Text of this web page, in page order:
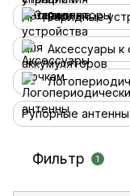
Зарядные
Аксессуары к
Рупорные антенны
Фильтр 1